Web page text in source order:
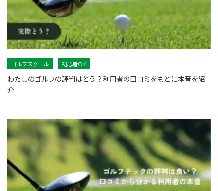
ゴルフスクール 初心者OK
わたしのゴルフの評判はどう？利用者の口コミをもとに本音を紹
介